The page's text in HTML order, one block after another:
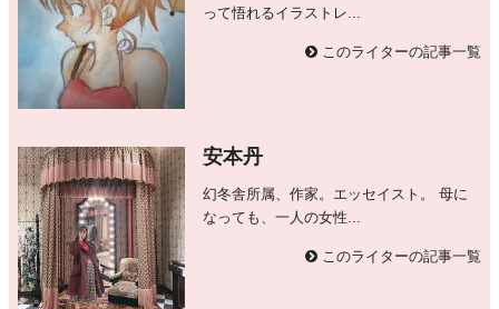
って悟れるイラストレ...
このライターの記事一覧
安本丹
幻冬舎所属、作家。エッセイスト。 母に
なっても、一人の女性...
このライターの記事一覧